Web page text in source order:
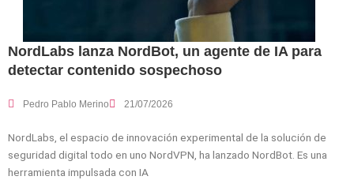
NordLabs lanza NordBot, un agente de IA para
detectar contenido sospechoso
Pedro Pablo Merino 21/07/2026
NordLabs, el espacio de innovación experimental de la solución de
seguridad digital todo en uno NordVPN, ha lanzado NordBot. Es una
herramienta impulsada con IA